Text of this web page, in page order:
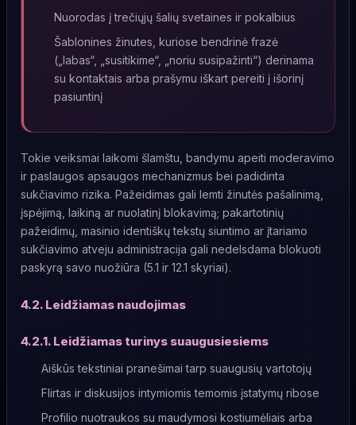
Nuorodas į trečiųjų šalių svetaines ir pokalbius
Šablonines žinutes, kuriose bendrinė frazė
(„labas“, „susitikime“, „noriu susipažinti“) derinama
su kontaktais arba prašymu iškart pereiti į išorinį
pasiuntinį
Tokie veiksmai laikomi šlamštu, bandymu apeiti moderavimo
ir paslaugos apsaugos mechanizmus bei padidinta
sukčiavimo rizika. Pažeidimas gali lemti žinutės pašalinimą,
įspėjimą, laikiną ar nuolatinį blokavimą; pakartotinių
pažeidimų, masinio identiškų tekstų siuntimo ar įtariamo
sukčiavimo atveju administracija gali nedelsdama blokuoti
paskyrą savo nuožiūra (5.1 ir 12.1 skyriai).
4.2. Leidžiamas naudojimas
4.2.1. Leidžiamas turinys suaugusiesiems
Aiškūs tekstiniai pranešimai tarp suaugusių vartotojų
Flirtas ir diskusijos intymiomis temomis įstatymų ribose
Profilio nuotraukos su maudymosi kostiumėliais arba